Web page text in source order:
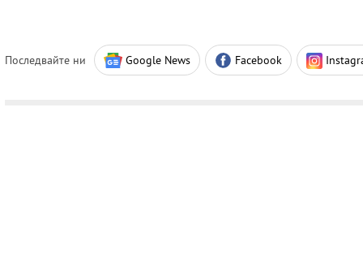
Последвайте ни Google News Facebook